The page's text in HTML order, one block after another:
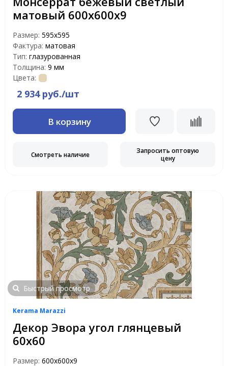
матовый 600х600х9
Размер: 595x595
Фактура: матовая
Тип: глазурованная
Толщина: 9 мм
Цвета:
2 934 руб./шт
В корзину
Смотреть наличие
Запросить оптовую
цену
Быстрый просмотр
Kerama Marazzi
Декор Эвора угол глянцевый
60х60
Размер: 600x600x9